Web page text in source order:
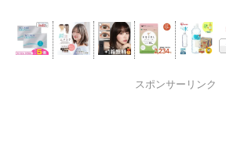
スポンサーリンク